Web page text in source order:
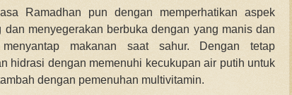
Ramadhan pun dengan memperhatikan aspek
dan menyegerakan berbuka dengan yang manis dan
makanan saat sahur. Dengan tetap
hidrasi dengan memenuhi kecukupan air putih untuk
dengan pemenuhan multivitamin.